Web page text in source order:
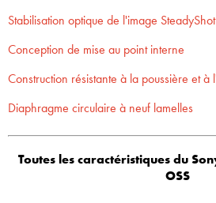
Stabilisation optique de l'image SteadyShot
Conception de mise au point interne
Construction résistante à la poussière et à
Diaphragme circulaire à neuf lamelles
Toutes les caractéristiques du
OSS